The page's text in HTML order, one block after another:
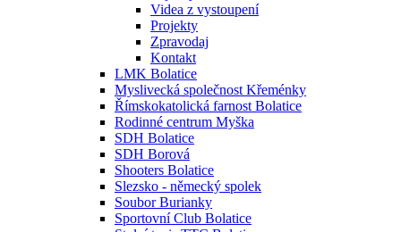
Videa z vystoupení
Projekty
Zpravodaj
Kontakt
LMK Bolatice
Myslivecká společnost Křeménky
Římskokatolická farnost Bolatice
Rodinné centrum Myška
SDH Bolatice
SDH Borová
Shooters Bolatice
Slezsko - německý spolek
Soubor Burianky
Sportovní Club Bolatice